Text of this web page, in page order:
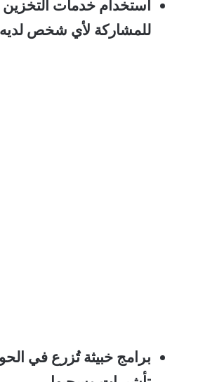
للمشاركة لأي شخص لديه
برامج خبيثة تُزرع في